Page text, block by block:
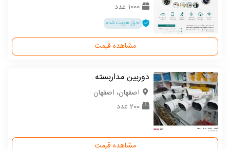
1000 عدد
احراز هویت شده
مشاهده قیمت
دوربین مداربسته
اصفهان، اصفهان
200 عدد
مشاهده قیمت